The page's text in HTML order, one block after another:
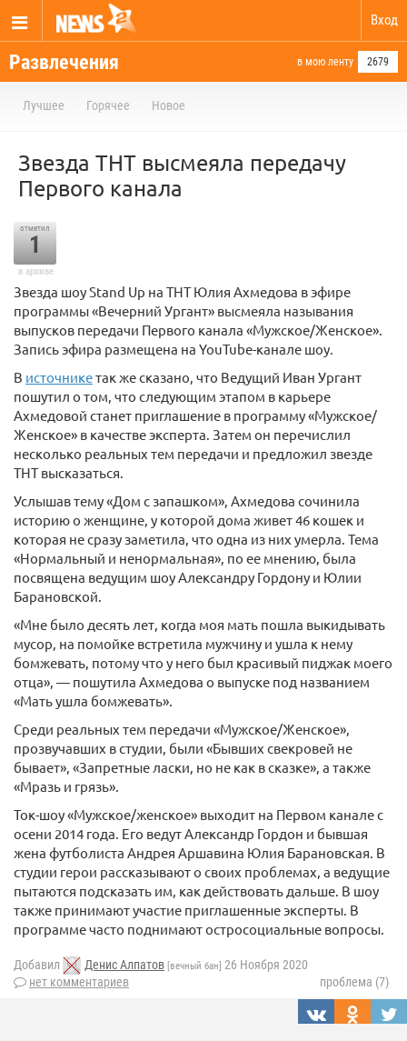
Вход
Развлечения в мою ленту 2679
Лучшее Горячее Новое
Звезда ТНТ высмеяла передачу
Первого канала
отметил
1
в архиве
Звезда шоу Stand Up на ТНТ Юлия Ахмедова в эфире
программы «Вечерний Ургант» высмеяла называния
выпусков передачи Первого канала «Мужское/Женское».
Запись эфира размещена на YouTube-канале шоу.
В источникетак же сказано, что Ведущий Иван Ургант
пошутил о том, что следующим этапом в карьере
Ахмедовой станет приглашение в программу «Мужское/
Женское» в качестве эксперта. Затем он перечислил
несколько реальных тем передачи и предложил звезде
ТНТ высказаться.
Услышав тему «Дом с запашком», Ахмедова сочинила
историю о женщине, у которой дома живет 46 кошек и
которая не сразу заметила, что одна из них умерла. Тема
«Нормальный и ненормальная», по ее мнению, была
посвящена ведущим шоу Александру Гордону и Юлии
Барановской.
«Мне было десять лет, когда моя мать пошла выкидывать
мусор, на помойке встретила мужчину и ушла к нему
бомжевать, потому что у него был красивый пиджак моего
отца», — пошутила Ахмедова о выпуске под названием
«Мать ушла бомжевать».
Среди реальных тем передачи «Мужское/Женское»,
прозвучавших в студии, были «Бывших свекровей не
бывает», «Запретные ласки, но не как в сказке», а также
«Мразь и грязь».
Ток-шоу «Мужское/женское» выходит на Первом канале с
осени 2014 года. Его ведут Александр Гордон и бывшая
жена футболиста Андрея Аршавина Юлия Барановская. В
студии герои рассказывают о своих проблемах, а ведущие
пытаются подсказать им, как действовать дальше. В шоу
также принимают участие приглашенные эксперты. В
программе часто поднимают остросоциальные вопросы.
Добавил Денис Алпатов [вечный бан] 26 Ноября 2020
нет комментариев
проблема (7)